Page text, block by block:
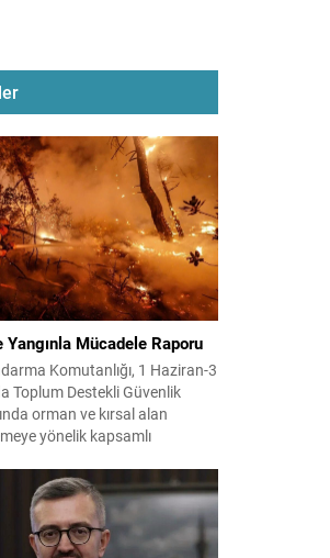
Yangınla Mücadele Raporu
Komutanlığı, 1 Haziran-3
Toplum Destekli Güvenlik
orman ve kırsal alan
yönelik kapsamlı
tim ve 742 personel, sahada
bilinçlendirdi ve denetim
Faaliyetler esnasında
ve balya...